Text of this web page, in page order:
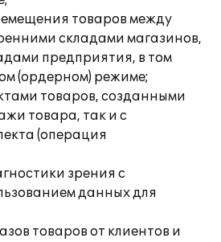
товаров между
складами магазинов,
предприятия, в том
(ордерном) режиме;
товаров, созданными
товара, так и с
(операция
зрения с
данных для
товаров от клиентов и